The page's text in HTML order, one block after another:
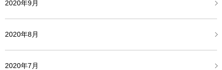
2020年9月
2020年8月
2020年7月